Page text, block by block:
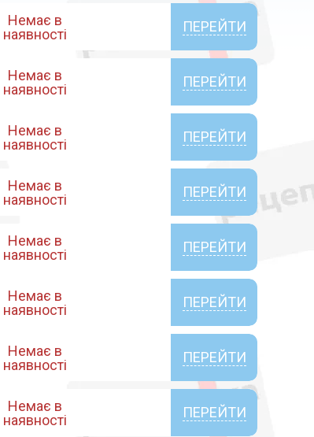
Немає в
наявності
ПЕРЕЙТИ
Немає в
наявності
ПЕРЕЙТИ
Немає в
наявності
ПЕРЕЙТИ
Немає в
наявності
ПЕРЕЙТИ
Немає в
наявності
ПЕРЕЙТИ
Немає в
наявності
ПЕРЕЙТИ
Немає в
наявності
ПЕРЕЙТИ
Немає в
наявності
ПЕРЕЙТИ